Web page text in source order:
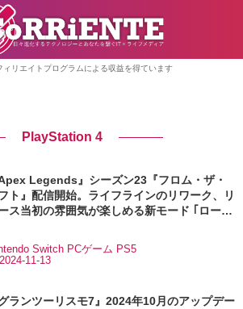
ィリエイトプログラムによる収益を得ています
PlayStation 4
Apex Legends』シーズン23『フロム・ザ・
ト』配信開始。ライフラインのリワーク、リ
ス当初の雰囲気が楽しめる新モード ｢ローン
2024-11-13
Switch PCゲーム PS5
グランツーリスモ7』2024年10月のアップデー